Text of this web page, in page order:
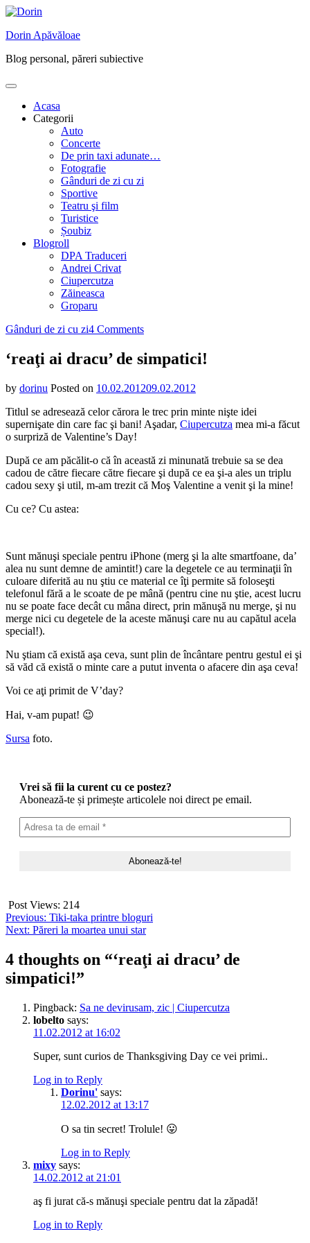
Skip
content
Dorin Apăvăloae
Blog personal, păreri subiective
Acasa
Categorii
Auto
Concerte
De prin taxi adunate…
Fotografie
Gânduri de zi cu zi
Sportive
Teatru şi film
Turistice
Șoubiz
Blogroll
DPA Traduceri
Andrei Crivat
Ciupercutza
Zăineasca
Groparu
Gânduri de zi cu zi4 Commentson
ai
dracu’
simpatici!
‘reaţi ai dracu’ de simpatici!
by dorinu Posted on 10.02.201209.02.2012
Titlul se adresează celor cărora le trec prin minte nişte idei
supernişate din care fac şi bani! Aşadar, Ciupercutza mea mi-a făcut
o surpriză de Valentine’s Day!
După ce am păcălit-o că în această zi minunată trebuie sa se dea
cadou de către fiecare către fiecare şi după ce ea şi-a ales un triplu
cadou sexy şi util, m-am trezit că Moş Valentine a venit şi la mine!
Cu ce? Cu astea:
Sunt mănuşi speciale pentru iPhone (merg şi la alte smartfoane, da’
alea nu sunt demne de amintit!) care la degetele ce au terminaţii în
culoare diferită au nu ştiu ce material ce îţi permite să foloseşti
telefonul fără a le scoate de pe mână (pentru cine nu ştie, acest lucru
nu se poate face decât cu mâna direct, prin mănuşă nu merge, şi nu
merge nici cu degetele de la aceste mănuşi care nu au capătul acela
special!).
Nu ştiam că există aşa ceva, sunt plin de încântare pentru gestul ei şi
să văd că există o minte care a putut inventa o afacere din aşa ceva!
Voi ce aţi primit de V’day?
Hai, v-am pupat! 😉
Sursa foto.
Vrei să fii la curent cu ce postez?
Abonează-te și primește articolele noi direct pe email.
Post Views: 214
Post
navigation
Previous: Tiki-taka printre bloguri
Next: Păreri la moartea unui star
4 thoughts on “‘reaţi ai dracu’ de
simpatici!”
Pingback: Sa ne devirusam, zic | Ciupercutza
lobelto says:
11.02.2012 at 16:02
Super, sunt curios de Thanksgiving Day ce vei primi..
Log in to Reply
Dorinu' says:
12.02.2012 at 13:17
O sa tin secret! Trolule! 😛
Log in to Reply
mixy says:
14.02.2012 at 21:01
aş fi jurat că-s mănuşi speciale pentru dat la zăpadă!
Log in to Reply